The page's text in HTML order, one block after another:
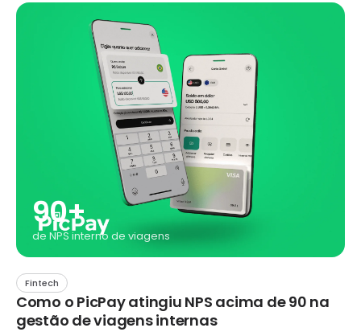
90+
de NPS interno de viagens
Fintech
Como o PicPay atingiu NPS acima de 90 na
gestão de viagens internas